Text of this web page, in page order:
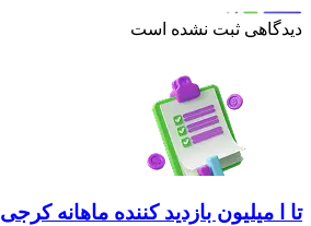
دیدگاهی ثبت نشده است
تا ا میلیون بازدید کننده ماهانه کرجی